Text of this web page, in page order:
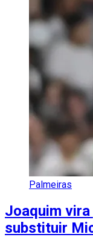
Palmeiras
Joaquim
substituir